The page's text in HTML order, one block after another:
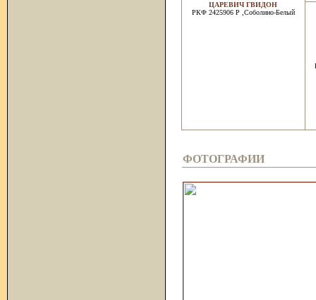
ЦАРЕВИЧ ГВИДОН
РКФ 2425906 Р ,Соболино-Белый
ФОТОГРАФИИ